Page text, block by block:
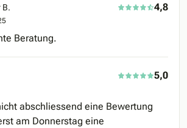
B. 4,8
Beratung.
5,0
abschliessend eine Bewertung
am Donnerstag eine